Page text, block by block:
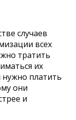
случаев
всех
тратить
их
платить
они
и